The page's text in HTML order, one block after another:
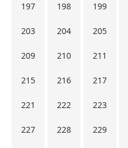
197 198 199
203 204 205
209 210 211
215 216 217
221 222 223
227 228 229